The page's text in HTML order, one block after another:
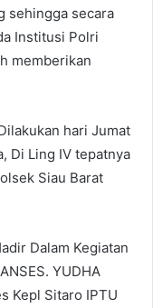
sehingga secara
Institusi Polri
memberikan
hari Jumat
Di Ling IV tepatnya
Siau Barat
Dalam Kegiatan
YUDHA
Kepl Sitaro IPTU